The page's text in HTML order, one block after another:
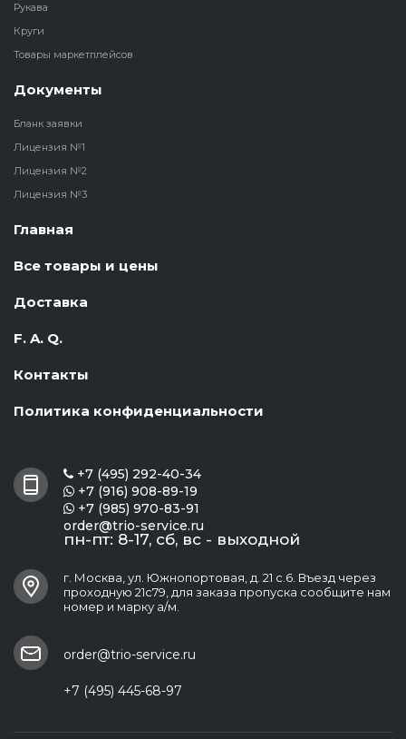
Рукава
Круги
Товары маркетплейсов
Документы
Бланк заявки
Лицензия №1
Лицензия №2
Лицензия №3
Главная
Все товары и цены
Доставка
F. A. Q.
Контакты
Политика конфиденциальности
 +7 (495) 292-40-34
 +7 (916) 908-89-19
 +7 (985) 970-83-91
order@trio-service.ru
пн-пт: 8-17, сб, вс - выходной
г. Москва, ул. Южнопортовая, д. 21 с.6. Въезд через
проходную 21с79, для заказа пропуска сообщите нам
номер и марку а/м.
order@trio-service.ru
+7 (495) 445-68-97